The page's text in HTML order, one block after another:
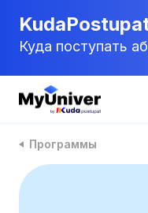
Куда поступать
Программы